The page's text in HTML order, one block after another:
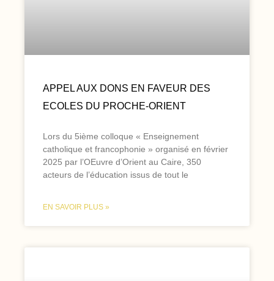
APPEL AUX DONS EN FAVEUR DES
ECOLES DU PROCHE-ORIENT
Lors du 5ième colloque « Enseignement
catholique et francophonie » organisé en février
2025 par l’OEuvre d’Orient au Caire, 350
acteurs de l’éducation issus de tout le
EN SAVOIR PLUS »